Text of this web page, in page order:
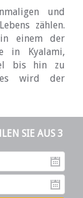
und
zählen.
einem der
in Kyalami,
bis hin zu
es wird der
SIE AUS 3